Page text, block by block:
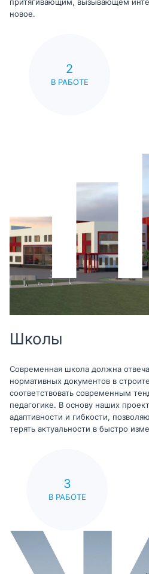
притягивающим, вызывающем
новое.
2
В РАБОТЕ
Школы
Современная школа должна
нормативных документов в
соответствовать современным
педагогике. В основу наших
адаптивности и гибкости,
терять актуальности в быстро
3
В РАБОТЕ